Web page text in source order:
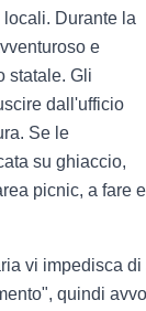
Durante la
e
statale. Gli
dall'ufficio
Se le
su ghiaccio,
picnic, a
vi impedisca
quindi